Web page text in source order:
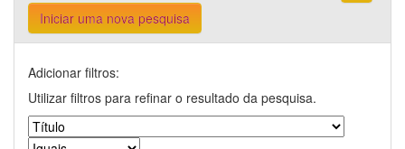
Iniciar uma nova pesquisa
Adicionar filtros:
Utilizar filtros para refinar o resultado da pesquisa.